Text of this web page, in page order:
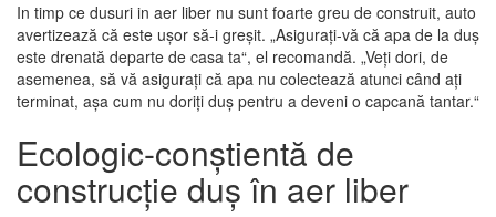
In timp ce dusuri in aer liber nu sunt foarte greu de construit, auto
avertizează că este ușor să-i greșit. „Asigurați-vă că apa de la duș
este drenată departe de casa ta“, el recomandă. „Veți dori, de
asemenea, să vă asigurați că apa nu colectează atunci când ați
terminat, așa cum nu doriți duș pentru a deveni o capcană tantar.“
Ecologic-conștientă de
construcție duș în aer liber